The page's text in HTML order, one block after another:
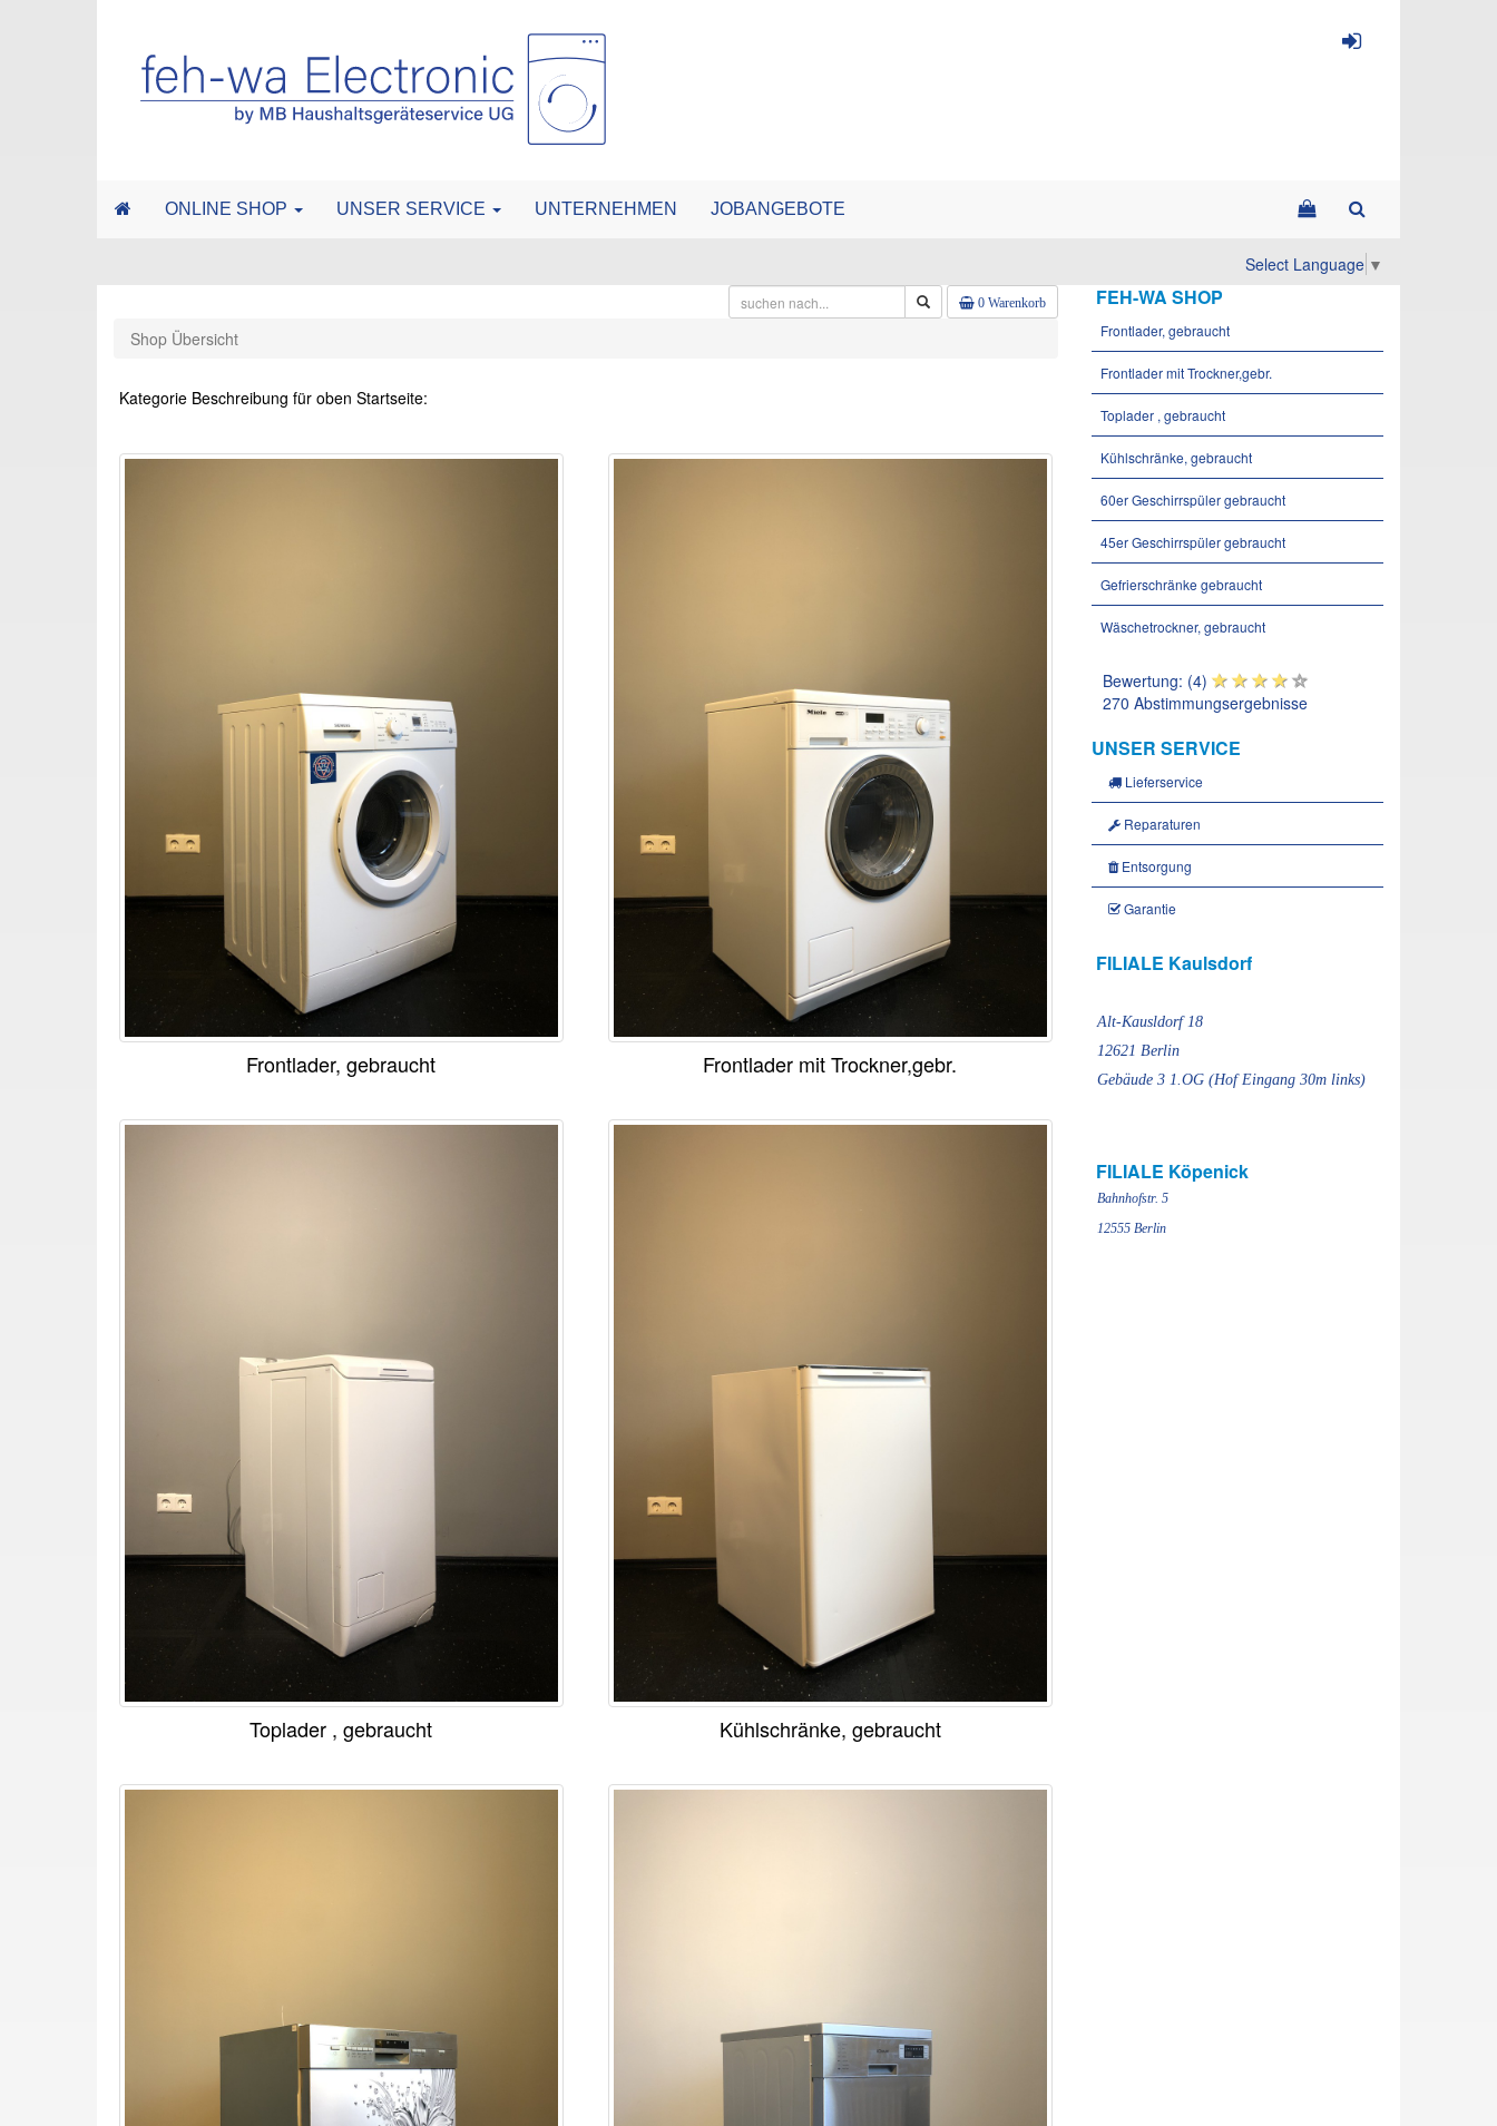
ONLINE SHOP UNSER SERVICE UNTERNEHMEN JOBANGEBOTE
Select Language ▼
0 Warenkorb
Shop Übersicht
Kategorie Beschreibung für oben Startseite:
Frontlader, gebraucht Frontlader mit Trockner,gebr.
Toplader , gebraucht Kühlschränke, gebraucht
FEH-WA SHOP
Frontlader, gebraucht
Frontlader mit Trockner,gebr.
Toplader , gebraucht
Kühlschränke, gebraucht
60er Geschirrspüler gebraucht
45er Geschirrspüler gebraucht
Gefrierschränke gebraucht
Wäschetrockner, gebraucht
Bewertung: (4)
270 Abstimmungsergebnisse
UNSER SERVICE
Lieferservice
Reparaturen
Entsorgung
Garantie
FILIALE Kaulsdorf
Alt-Kausldorf 18
12621 Berlin
Gebäude 3 1.OG (Hof Eingang 30m links)
FILIALE Köpenick
Bahnhofstr. 5
12555 Berlin